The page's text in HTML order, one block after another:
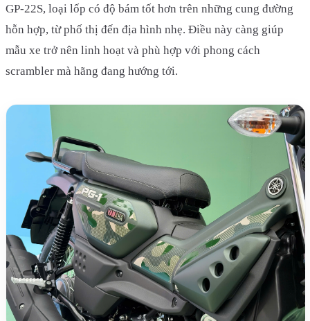
GP-22S, loại lốp có độ bám tốt hơn trên những cung đường
hỗn hợp, từ phố thị đến địa hình nhẹ. Điều này càng giúp
mẫu xe trở nên linh hoạt và phù hợp với phong cách
scrambler mà hãng đang hướng tới.